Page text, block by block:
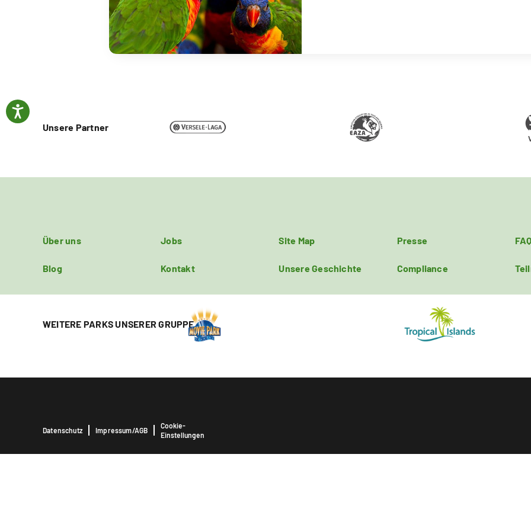
Unsere Partner
Über uns Jobs Site Map Presse
Blog Kontakt Unsere Geschichte Compliance
WEITERE PARKS UNSERER GRUPPE
Datenschutz Impressum/AGB
Cookie-
Einstellungen